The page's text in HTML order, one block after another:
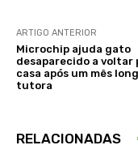
ARTIGO ANTERIOR
Microchip ajuda gato
desaparecido a voltar
casa após um mês
tutora
RELACIONADAS